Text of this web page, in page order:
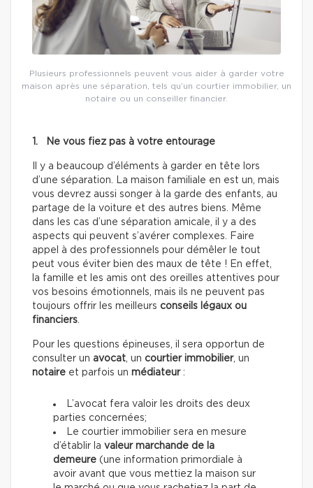
Plusieurs professionnels peuvent vous aider à garder votre
maison après une séparation, tels qu’un courtier immobilier, un
notaire ou un conseiller financier.
1. Ne vous fiez pas à votre entourage
Il y a beaucoup d’éléments à garder en tête lors
d’une séparation. La maison familiale en est un, mais
vous devrez aussi songer à la garde des enfants, au
partage de la voiture et des autres biens. Même
dans les cas d’une séparation amicale, il y a des
aspects qui peuvent s’avérer complexes. Faire
appel à des professionnels pour démêler le tout
peut vous éviter bien des maux de tête ! En effet,
la famille et les amis ont des oreilles attentives pour
vos besoins émotionnels, mais ils ne peuvent pas
toujours offrir les meilleurs conseils légaux ou
financiers.
Pour les questions épineuses, il sera opportun de
consulter un avocat, un courtier immobilier, un
notaire et parfois un médiateur :
L’avocat fera valoir les droits des deux
parties concernées;
Le courtier immobilier sera en mesure
d’établir la valeur marchande de la
demeure (une information primordiale à
avoir avant que vous mettiez la maison sur